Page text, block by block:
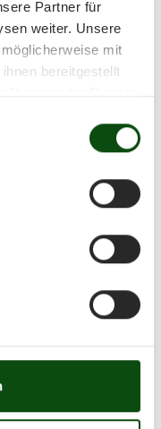
Partner für
weiter. Unsere
mit
bereitgestellt
für
und
fördert
seit April